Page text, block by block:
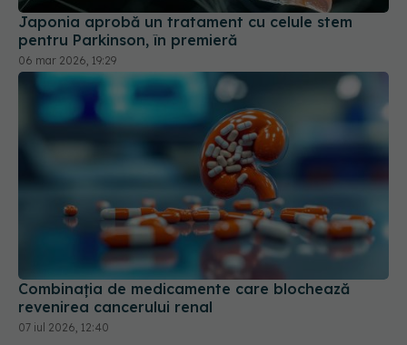
Japonia aprobă un tratament cu celule stem
pentru Parkinson, în premieră
06 mar 2026, 19:29
Combinația de medicamente care blochează
revenirea cancerului renal
07 iul 2026, 12:40